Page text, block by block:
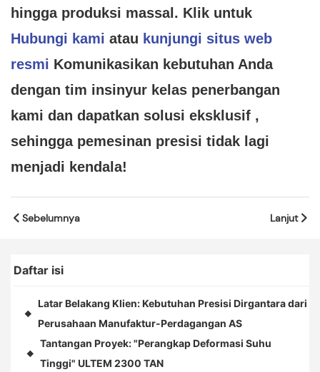
hingga produksi massal. Klik untuk
Hubungi kami atau kunjungi situs web
resmi Komunikasikan kebutuhan Anda
dengan tim insinyur kelas penerbangan
kami dan dapatkan solusi eksklusif ,
sehingga pemesinan presisi tidak lagi
menjadi kendala!
Sebelumnya Lanjut
Daftar isi
◆
Latar Belakang Klien: Kebutuhan Presisi Dirgantara dari
Perusahaan Manufaktur-Perdagangan AS
◆
Tantangan Proyek: "Perangkap Deformasi Suhu
Tinggi" ULTEM 2300 TAN